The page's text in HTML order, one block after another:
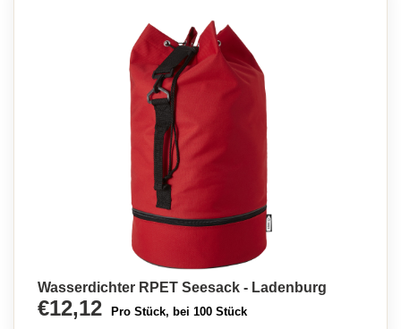
Wasserdichter RPET Seesack - Ladenburg
€12,12 Pro Stück, bei 100 Stück